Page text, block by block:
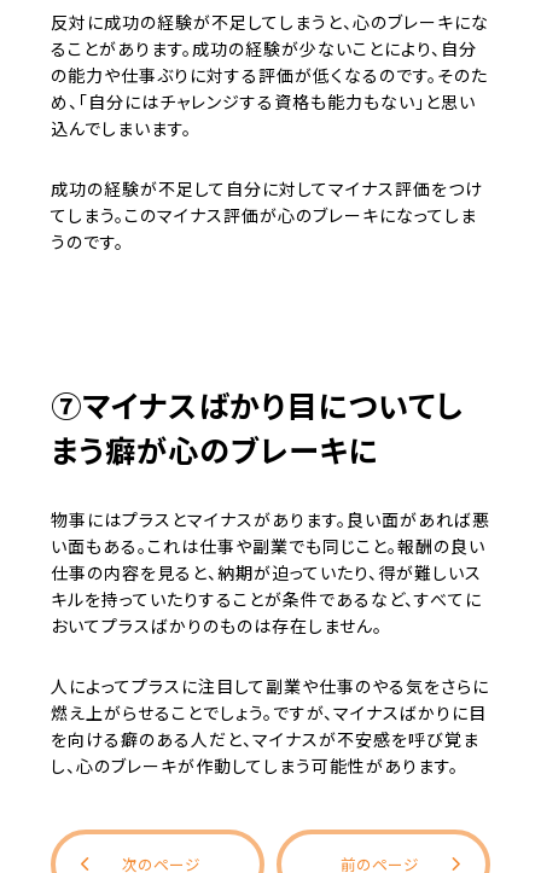
反対に成功の経験が不足してしまうと、心のブレーキにな
ることがあります。成功の経験が少ないことにより、自分
の能力や仕事ぶりに対する評価が低くなるのです。そのた
め、「自分にはチャレンジする資格も能力もない」と思い
込んでしまいます。
成功の経験が不足して自分に対してマイナス評価をつけ
てしまう。このマイナス評価が心のブレーキになってしま
うのです。
⑦マイナスばかり目についてし
まう癖が心のブレーキに
物事にはプラスとマイナスがあります。良い面があれば悪
い面もある。これは仕事や副業でも同じこと。報酬の良い
仕事の内容を見ると、納期が迫っていたり、得が難しいス
キルを持っていたりすることが条件であるなど、すべてに
おいてプラスばかりのものは存在しません。
人によってプラスに注目して副業や仕事のやる気をさらに
燃え上がらせることでしょう。ですが、マイナスばかりに目
を向ける癖のある人だと、マイナスが不安感を呼び覚ま
し、心のブレーキが作動してしまう可能性があります。
次のページ 前のページ